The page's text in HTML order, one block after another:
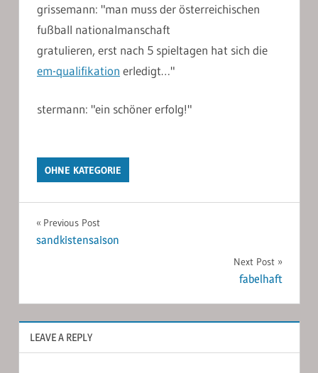
grissemann: "man muss der österreichischen
fußball nationalmanschaft
gratulieren, erst nach 5 spieltagen hat sich die
em-qualifikation erledigt…"
stermann: "ein schöner erfolg!"
OHNE KATEGORIE
Post
Previous Post
sandkistensaison
Next Post
fabelhaft
LEAVE A REPLY